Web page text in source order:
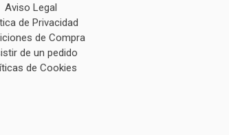
Aviso Legal
de Privacidad
de Compra
de un pedido
de Cookies